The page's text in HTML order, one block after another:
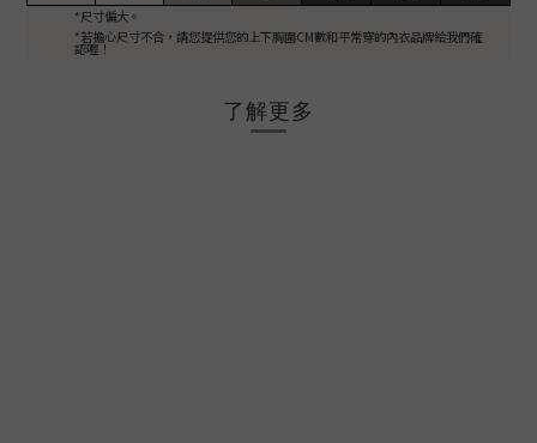
*尺寸偏大。
*若擔心尺寸不合，請您提供您的上下胸圍CM數和平常穿的內衣品牌給我們確
認喔！
了解更多